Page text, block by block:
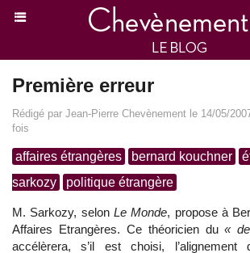
Première erreur
Rédigé par Jean-Pierre Chevènement le 14/05/
fois
affaires étrangères bernard kouchner
sarkozy
politique étrangère
M. Sarkozy, selon Le Monde, propose à
Affaires Etrangères. Ce théoricien du«
accélèrera, s’il est choisi, l’alignement